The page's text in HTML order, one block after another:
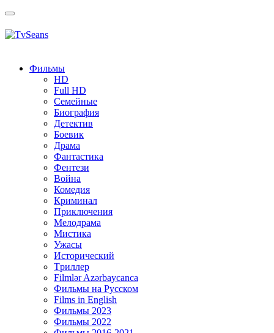
Toggle
Фильмы
HD
Full HD
Семейные
Биография
Детектив
Боевик
Драма
Фантастика
Фентези
Война
Комедия
Криминал
Приключения
Мелодрама
Мистика
Ужасы
Исторический
Tриллер
Filmlər Azərbaycanca
Фильмы на Русском
Films in English
Фильмы 2023
Фильмы 2022